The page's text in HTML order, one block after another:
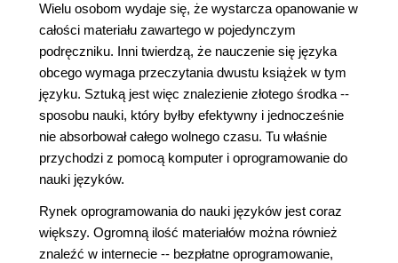
Wielu osobom wydaje się, że wystarcza opanowanie w
całości materiału zawartego w pojedynczym
podręczniku. Inni twierdzą, że nauczenie się języka
obcego wymaga przeczytania dwustu książek w tym
języku. Sztuką jest więc znalezienie złotego środka --
sposobu nauki, który byłby efektywny i jednocześnie
nie absorbował całego wolnego czasu. Tu właśnie
przychodzi z pomocą komputer i oprogramowanie do
nauki języków.
Rynek oprogramowania do nauki języków jest coraz
większy. Ogromną ilość materiałów można również
znaleźć w internecie -- bezpłatne oprogramowanie,